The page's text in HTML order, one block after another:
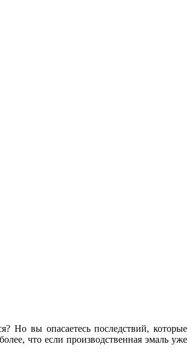
Но вы опасаетесь последствий, которые
что если производственная эмаль уже